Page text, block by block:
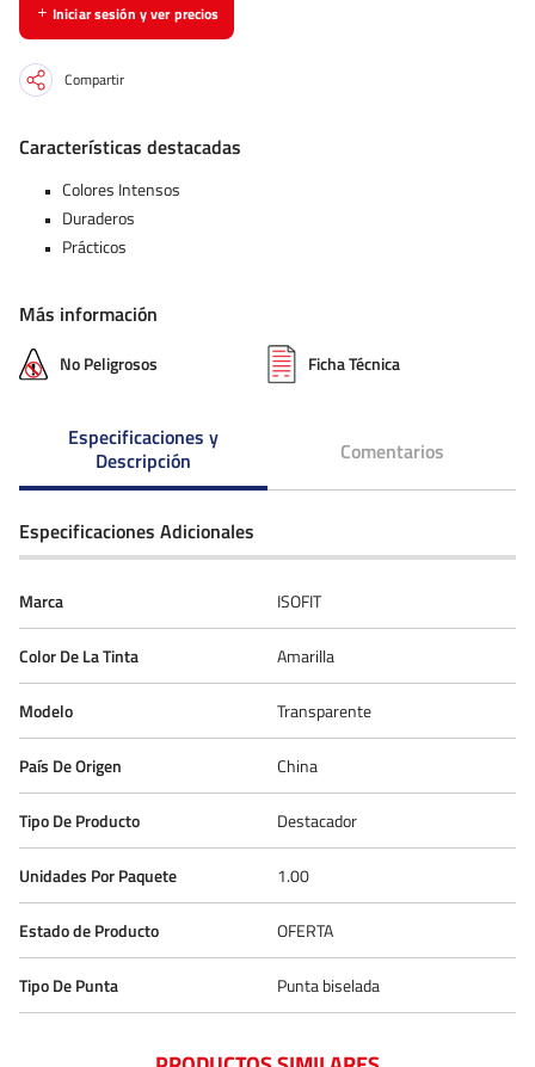
Iniciar sesión y ver precios
Compartir
Características destacadas
Colores Intensos
Duraderos
Prácticos
Más información
No Peligrosos Ficha Técnica
Especificaciones y
Descripción
Comentarios
Especificaciones Adicionales
Marca ISOFIT
Color De La Tinta Amarilla
Modelo Transparente
País De Origen China
Tipo De Producto Destacador
Unidades Por Paquete 1.00
Estado de Producto OFERTA
Tipo De Punta Punta biselada